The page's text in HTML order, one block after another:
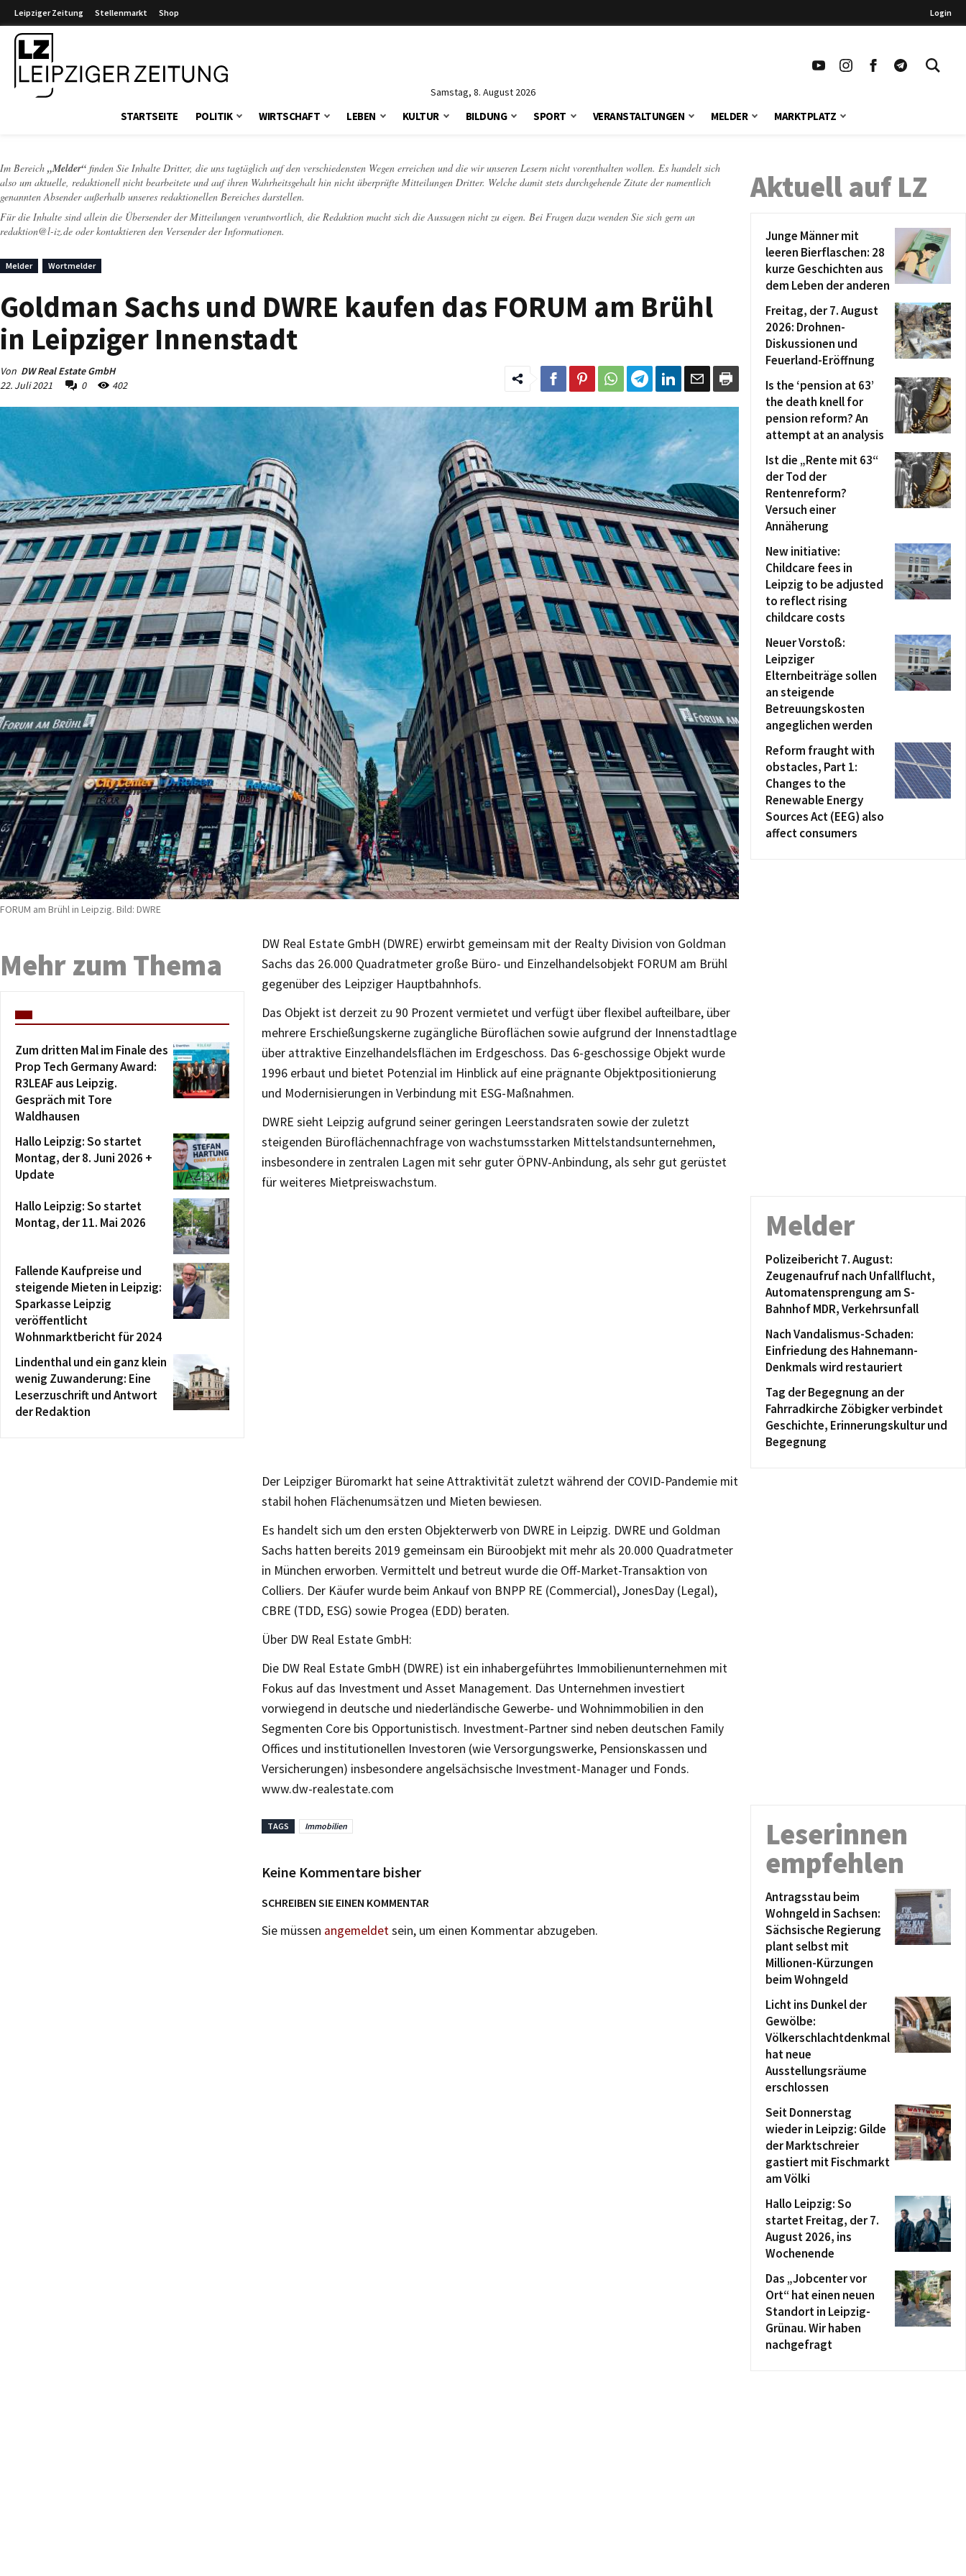
Leipziger Zeitung Stellenmarkt Shop Login
Samstag, 8. August 2026
STARTSEITE POLITIK WIRTSCHAFT LEBEN KULTUR BILDUNG SPORT VERANSTALTUNGEN MELDER MARKTPLATZ
Im Bereich „Melder“ finden Sie Inhalte Dritter, die uns tagtäglich auf den verschiedensten Wegen erreichen und die wir unseren Lesern nicht vorenthalten wollen. Es handelt sich
also um aktuelle, redaktionell nicht bearbeitete und auf ihren Wahrheitsgehalt hin nicht überprüfte Mitteilungen Dritter. Welche damit stets durchgehende Zitate der namentlich
genannten Absender außerhalb unseres redaktionellen Bereiches darstellen.
Für die Inhalte sind allein die Übersender der Mitteilungen verantwortlich, die Redaktion macht sich die Aussagen nicht zu eigen. Bei Fragen dazu wenden Sie sich gern an
redaktion@l-iz.de oder kontaktieren den Versender der Informationen.
Melder Wortmelder
Goldman Sachs und DWRE kaufen das FORUM am Brühl
in Leipziger Innenstadt
Von DW Real Estate GmbH
22. Juli 2021
0 402
FORUM am Brühl in Leipzig. Bild: DWRE
DW Real Estate GmbH (DWRE) erwirbt gemeinsam mit der Realty Division von Goldman
Sachs das 26.000 Quadratmeter große Büro- und Einzelhandelsobjekt FORUM am Brühl
gegenüber des Leipziger Hauptbahnhofs.
Das Objekt ist derzeit zu 90 Prozent vermietet und verfügt über flexibel aufteilbare, über
mehrere Erschießungskerne zugängliche Büroflächen sowie aufgrund der Innenstadtlage
über attraktive Einzelhandelsflächen im Erdgeschoss. Das 6-geschossige Objekt wurde
1996 erbaut und bietet Potenzial im Hinblick auf eine prägnante Objektpositionierung
und Modernisierungen in Verbindung mit ESG-Maßnahmen.
DWRE sieht Leipzig aufgrund seiner geringen Leerstandsraten sowie der zuletzt
steigenden Büroflächennachfrage von wachstumsstarken Mittelstandsunternehmen,
insbesondere in zentralen Lagen mit sehr guter ÖPNV-Anbindung, als sehr gut gerüstet
für weiteres Mietpreiswachstum.
Der Leipziger Büromarkt hat seine Attraktivität zuletzt während der COVID-Pandemie mit
stabil hohen Flächenumsätzen und Mieten bewiesen.
Es handelt sich um den ersten Objekterwerb von DWRE in Leipzig. DWRE und Goldman
Sachs hatten bereits 2019 gemeinsam ein Büroobjekt mit mehr als 20.000 Quadratmeter
in München erworben. Vermittelt und betreut wurde die Off-Market-Transaktion von
Colliers. Der Käufer wurde beim Ankauf von BNPP RE (Commercial), JonesDay (Legal),
CBRE (TDD, ESG) sowie Progea (EDD) beraten.
Über DW Real Estate GmbH:
Die DW Real Estate GmbH (DWRE) ist ein inhabergeführtes Immobilienunternehmen mit
Fokus auf das Investment und Asset Management. Das Unternehmen investiert
vorwiegend in deutsche und niederländische Gewerbe- und Wohnimmobilien in den
Segmenten Core bis Opportunistisch. Investment-Partner sind neben deutschen Family
Offices und institutionellen Investoren (wie Versorgungswerke, Pensionskassen und
Versicherungen) insbesondere angelsächsische Investment-Manager und Fonds.
www.dw-realestate.com
TAGS Immobilien
Keine Kommentare bisher
SCHREIBEN SIE EINEN KOMMENTAR
Sie müssen angemeldetsein, um einen Kommentar abzugeben.
Mehr zum Thema
Zum dritten Mal im Finale des
Prop Tech Germany Award:
R3LEAF aus Leipzig.
Gespräch mit Tore
Waldhausen
Hallo Leipzig: So startet
Montag, der 8. Juni 2026 +
Update
Hallo Leipzig: So startet
Montag, der 11. Mai 2026
Fallende Kaufpreise und
steigende Mieten in Leipzig:
Sparkasse Leipzig
veröffentlicht
Wohnmarktbericht für 2024
Lindenthal und ein ganz klein
wenig Zuwanderung: Eine
Leserzuschrift und Antwort
der Redaktion
Aktuell auf LZ
Junge Männer mit
leeren Bierflaschen: 28
kurze Geschichten aus
dem Leben der anderen
Freitag, der 7. August
2026: Drohnen-
Diskussionen und
Feuerland-Eröffnung
Is the ‘pension at 63’
the death knell for
pension reform? An
attempt at an analysis
Ist die „Rente mit 63“
der Tod der
Rentenreform?
Versuch einer
Annäherung
New initiative:
Childcare fees in
Leipzig to be adjusted
to reflect rising
childcare costs
Neuer Vorstoß:
Leipziger
Elternbeiträge sollen
an steigende
Betreuungskosten
angeglichen werden
Reform fraught with
obstacles, Part 1:
Changes to the
Renewable Energy
Sources Act (EEG) also
affect consumers
Melder
Polizeibericht 7. August:
Zeugenaufruf nach Unfallflucht,
Automatensprengung am S-
Bahnhof MDR, Verkehrsunfall
Nach Vandalismus-Schaden:
Einfriedung des Hahnemann-
Denkmals wird restauriert
Tag der Begegnung an der
Fahrradkirche Zöbigker verbindet
Geschichte, Erinnerungskultur und
Begegnung
Leserinnen
empfehlen
Antragsstau beim
Wohngeld in Sachsen:
Sächsische Regierung
plant selbst mit
Millionen-Kürzungen
beim Wohngeld
Licht ins Dunkel der
Gewölbe:
Völkerschlachtdenkmal
hat neue
Ausstellungsräume
erschlossen
Seit Donnerstag
wieder in Leipzig: Gilde
der Marktschreier
gastiert mit Fischmarkt
am Völki
Hallo Leipzig: So
startet Freitag, der 7.
August 2026, ins
Wochenende
Das „Jobcenter vor
Ort“ hat einen neuen
Standort in Leipzig-
Grünau. Wir haben
nachgefragt